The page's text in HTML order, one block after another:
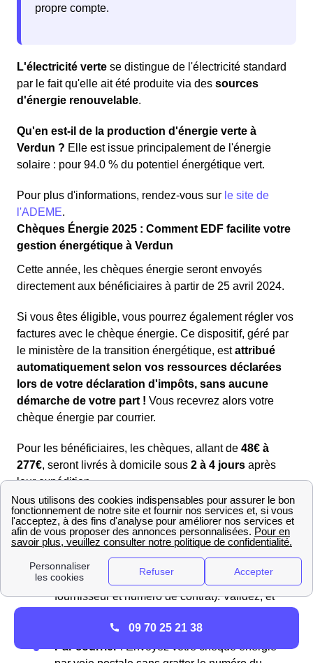
propre compte.
L'électricité verte se distingue de l'électricité standard
par le fait qu'elle ait été produite via des sources
d'énergie renouvelable.
Qu'en est-il de la production d'énergie verte à
Verdun ? Elle est issue principalement de l'énergie
solaire : pour 94.0 % du potentiel énergétique vert.
Pour plus d'informations, rendez-vous sur le site de
l'ADEME.
Chèques Énergie 2025 : Comment EDF facilite votre
gestion énergétique à Verdun
Cette année, les chèques énergie seront envoyés
directement aux bénéficiaires à partir de 25 avril 2024.
Si vous êtes éligible, vous pourrez également régler vos
factures avec le chèque énergie. Ce dispositif, géré par
le ministère de la transition énergétique, estattribué
automatiquement selon vos ressources déclarées
lors de votre déclaration d'impôts, sans aucune
démarche de votre part ! Vous recevrez alors votre
chèque énergie par courrier.
Pour les bénéficiaires, les chèques, allant de 48€ à
277€, seront livrés à domicile sous 2 à 4 jours après
leur expédition.
En ligne : Visitez lesite du chèque énergieet
saisissez le numéro de votre chèque situé
dans la case “Nul si découvert”. Grattez cette
case pour révéler le numéro. Ensuite, entrez
les détails de votre contrat (nom du
fournisseur et numéro de contrat). Validez, et
Par courrier: Envoyez votre chèque énergie
09 70 25 21 38